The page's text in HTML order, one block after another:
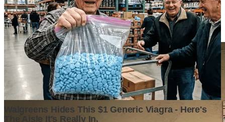
Surat Somasi Penyerobotan Tanah Terbaru 2024, Lengkap
Dengan Penjelasannya!
Tech·2 years ago